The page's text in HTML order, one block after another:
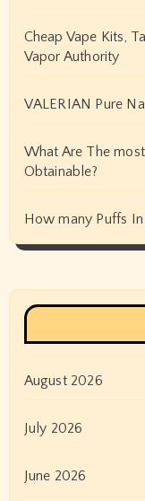
Cheap Vape Kits,
Vapor Authority
VALERIAN Pure
What Are The
Obtainable?
How many Puffs In
August 2026
July 2026
June 2026